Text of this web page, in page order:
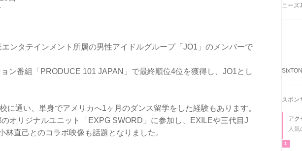
ンタテインメント所属の男性アイドルグループ「JO1」のメンバーで
ン番組「PRODUCE 101 JAPAN」で最終順位4位を獲得し、JO1とし
に通い、単身でアメリカへ1ヶ月のダンス留学をした経験もあります。
オリジナルユニット「EXPG SWORD」に参加し、EXILEや三代目J
林直己とのコラボ映像も話題となりました。
ニーズ
スポン
アク
人
1